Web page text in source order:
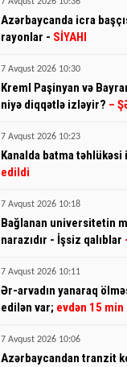
Azərbaycanda icra
rayonlar - SİYAHI
7 Avqust 2026 10:30
Kreml Paşinyan və
niyə diqqətlə izləyir? –
7 Avqust 2026 10:23
Kanalda batma
edildi
7 Avqust 2026 10:18
Bağlanan universitetin
narazıdır - İşsiz qalıblar
7 Avqust 2026 10:11
Ər-arvadın yanaraq
edilən var; evdən 15 min
7 Avqust 2026 10:06
Azərbaycandan tranzit